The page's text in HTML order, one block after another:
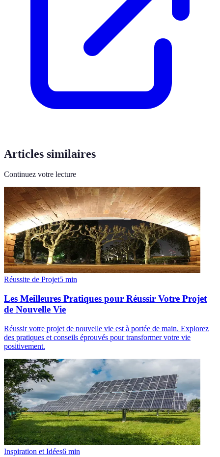
Articles similaires
Continuez votre lecture
Réussite de Projet5 min
Les Meilleures Pratiques pour Réussir Votre Projet
de Nouvelle Vie
Réussir votre projet de nouvelle vie est à portée de main. Explorez
des pratiques et conseils éprouvés pour transformer votre vie
positivement.
Inspiration et Idées6 min